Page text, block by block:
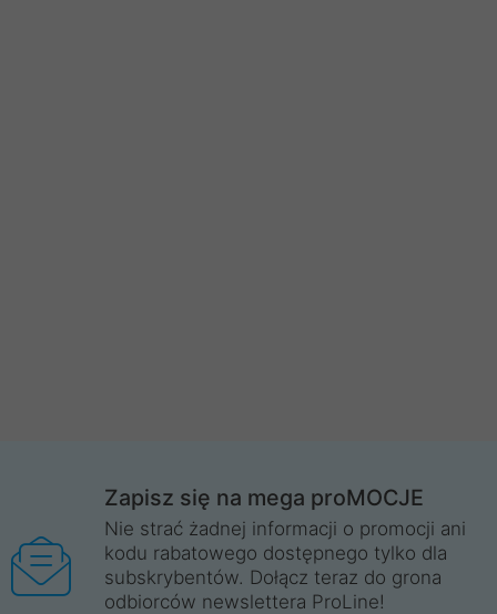
Zapisz się na mega proMOCJE
Nie strać żadnej informacji o promocji ani
kodu rabatowego dostępnego tylko dla
subskrybentów. Dołącz teraz do grona
odbiorców newslettera ProLine!